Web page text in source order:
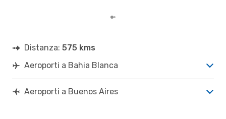
Distanza: 575 kms
Aeroporti a Bahia Blanca
Aeroporti a Buenos Aires